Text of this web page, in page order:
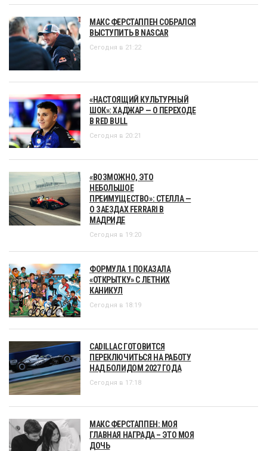
МАКС ФЕРСТАППЕН СОБРАЛСЯ
ВЫСТУПИТЬ В NASCAR
Сегодня в 21:22
«НАСТОЯЩИЙ КУЛЬТУРНЫЙ
ШОК»: ХАДЖАР — О ПЕРЕХОДЕ
В RED BULL
Сегодня в 20:21
«ВОЗМОЖНО, ЭТО
НЕБОЛЬШОЕ
ПРЕИМУЩЕСТВО»: СТЕЛЛА —
О ЗАЕЗДАХ FERRARI В
МАДРИДЕ
Сегодня в 19:20
ФОРМУЛА 1 ПОКАЗАЛА
«ОТКРЫТКУ» С ЛЕТНИХ
КАНИКУЛ
Сегодня в 18:19
CADILLAC ГОТОВИТСЯ
ПЕРЕКЛЮЧИТЬСЯ НА РАБОТУ
НАД БОЛИДОМ 2027 ГОДА
Сегодня в 17:18
МАКС ФЕРСТАППЕН: МОЯ
ГЛАВНАЯ НАГРАДА – ЭТО МОЯ
ДОЧЬ